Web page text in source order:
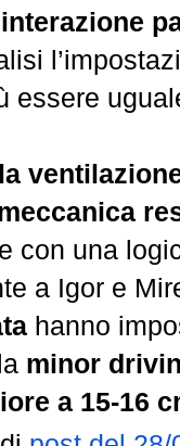
interazione
essere
con una
a Igor e
hanno
minor
a 15-16